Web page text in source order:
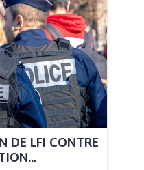
DE LFI CONTRE